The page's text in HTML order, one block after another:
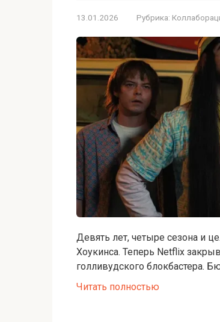
13.01.2026 Рубрика:
Девять лет, четыре сезона и
Хоукинса. Теперь Netflix
голливудского блокбастера.
Читать полностью